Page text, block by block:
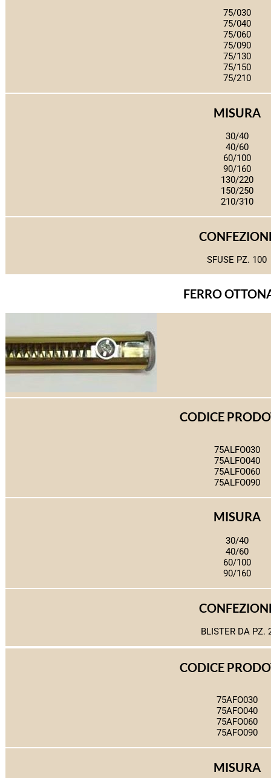
75/030
75/040
75/060
75/090
75/130
75/150
75/210
MISURA
30/40
40/60
60/100
90/160
130/220
150/250
210/310
SFUSE PZ. 100
FERRO
CODICE
75ALFO030
75ALFO040
75ALFO060
75ALFO090
MISURA
30/40
40/60
60/100
90/160
BLISTER DA PZ.
CODICE
75AFO030
75AFO040
75AFO060
75AFO090
MISURA